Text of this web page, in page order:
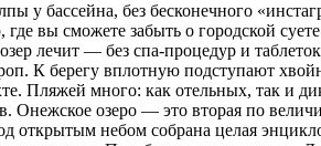
у бассейна, без бесконечного
вы сможете забыть о городской
лечит — без спа-процедур и
К берегу вплотную подступают
Пляжей много: как отельных, так и
Онежское озеро — это вторая по
небом собрана целая